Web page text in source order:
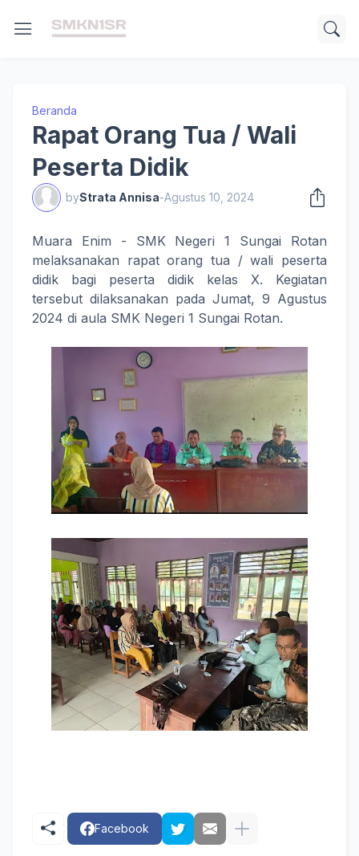
Beranda
Rapat Orang Tua / Wali
Peserta Didik
byStrata Annisa-Agustus 10, 2024
Muara Enim - SMK Negeri 1 Sungai Rotan
melaksanakan rapat orang tua / wali peserta
didik bagi peserta didik kelas X. Kegiatan
tersebut dilaksanakan pada Jumat, 9 Agustus
2024 di aula SMK Negeri 1 Sungai Rotan.
Facebook